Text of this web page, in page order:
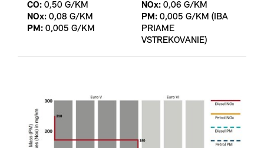
CO: 0,50 G/KM
NOx: 0,08 G/KM
PM: 0,005 G/KM
NOx: 0,06 G/KM
PM: 0,005 G/KM (IBA
PRIAME
VSTREKOVANIE)